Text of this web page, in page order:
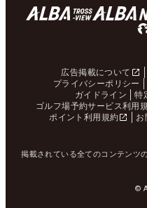
広告掲載について
プライバシーポリシー
ガイドライン
特
ゴルフ場予約サービス利用
ポイント利用規約
お
掲載されている全てのコンテンツ
©